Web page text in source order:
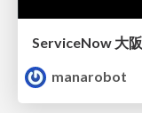
manarobot